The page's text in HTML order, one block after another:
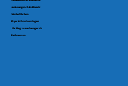
sunlounger.ch im Einsatz
Werbeflächen
Flyer & Druckvorlagen
Ihr Weg zu sunlounger.ch
Referenzen